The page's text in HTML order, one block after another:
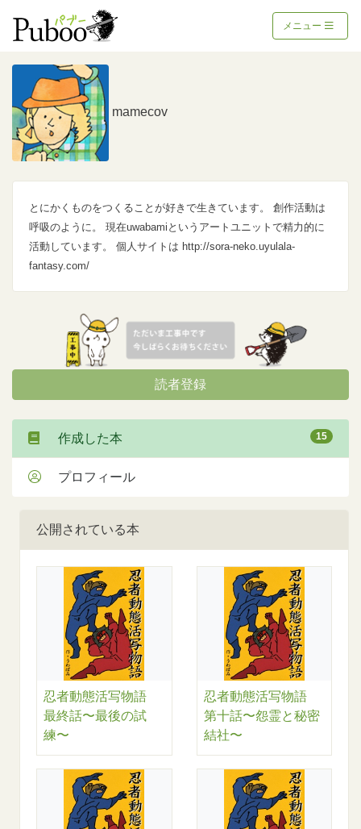
メニュー
公開されている本
忍者動態活写物語
最終話〜最後の試
練〜
忍者動態活写物語
第十話〜怨霊と秘密
結社〜
mamecov
とにかくものをつくることが好きで生きています。 創作活動は
呼吸のように。 現在uwabamiというアートユニットで精力的に
活動しています。 個人サイトは http://sora-neko.uyulala-
fantasy.com/
読者登録
作成した本 15
プロフィール